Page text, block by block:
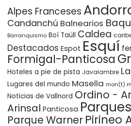
Alpes Franceses
Candanchú Balnearios
Barranquismo Boí Taüll Caldea
Destacados Espot Esquí
Formigal-Panticosa
Hoteles a pie de pista Javalambre
Lugares del mundo Masella mon(t)
Noticias de Vallnord Ordino -
Arinsal Panticosa
Parque Warner Pirineo